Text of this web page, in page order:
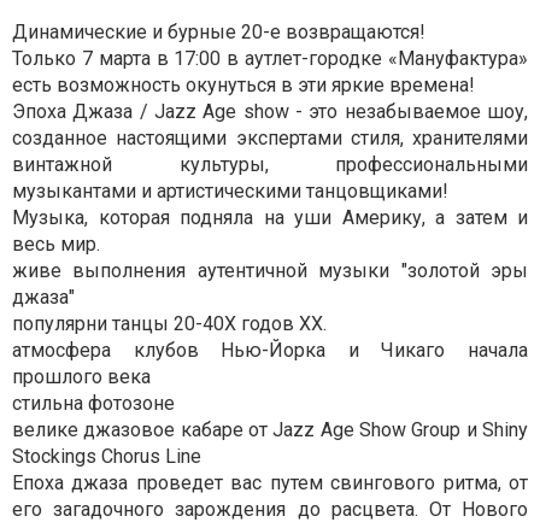
Динамические и бурные 20-е возвращаются!
Только 7 марта в 17:00 в аутлет-городке «Мануфактура»
есть возможность окунуться в эти яркие времена!
Эпоха Джаза / Jazz Age show - это незабываемое шоу,
созданное настоящими экспертами стиля, хранителями
винтажной культуры, профессиональными
музыкантами и артистическими танцовщиками!
Музыка, которая подняла на уши Америку, а затем и
весь мир.
живе выполнения аутентичной музыки "золотой эры
джаза"
популярни танцы 20-40Х годов ХХ.
атмосфера клубов Нью-Йорка и Чикаго начала
прошлого века
стильна фотозоне
велике джазовое кабаре от Jazz Age Show Group и Shiny
Stockings Chorus Line
Епоха джаза проведет вас путем свингового ритма, от
его загадочного зарождения до расцвета. От Нового